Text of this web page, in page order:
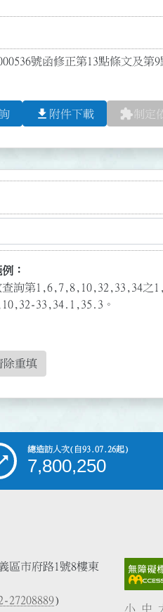
號函修正第13點條文及第
file_download 附件下載 extension制定
：
查詢第1,6,7,8,10,32,33,34之
33,34.1,35.3。
除重填
總造訪人次(自93.07.26起)
7,800,250
區市府路1號8樓東
27208889)
小 中